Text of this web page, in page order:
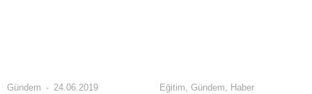
Gündem 24.06.2019 Eğitim, Gündem, Haber